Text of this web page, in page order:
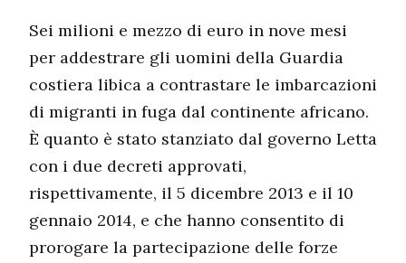
Sei milioni e mezzo di euro in nove mesi
per addestrare gli uomini della Guardia
costiera libica a contrastare le imbarcazioni
di migranti in fuga dal continente africano.
È quanto è stato stanziato dal governo Letta
con i due decreti approvati,
rispettivamente, il 5 dicembre 2013 e il 10
gennaio 2014, e che hanno consentito di
prorogare la partecipazione delle forze